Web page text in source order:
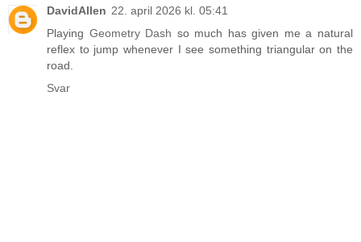
DavidAllen 22. april 2026 kl. 05:41
Playing Geometry Dash so much has given me a natural
reflex to jump whenever I see something triangular on the
road.
Svar